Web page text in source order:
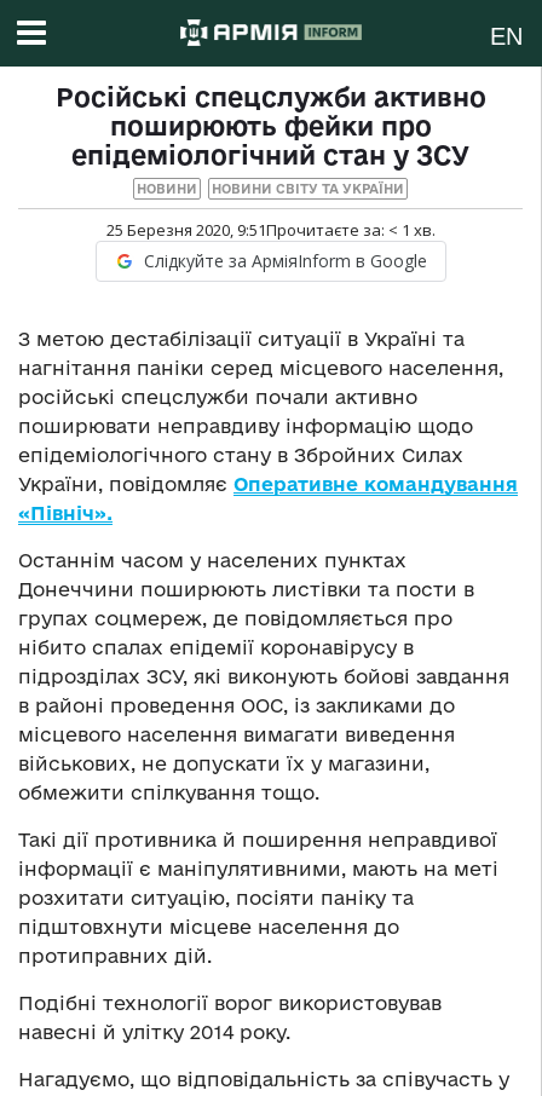
EN
Російські спецслужби активно
поширюють фейки про
епідеміологічний стан у ЗСУ
НОВИНИ НОВИНИ СВІТУ ТА УКРАЇНИ
25 Березня 2020, 9:51Прочитаєте за: < 1 хв.
Слідкуйте за АрміяInform в Google
З метою дестабілізації ситуації в Україні та
нагнітання паніки серед місцевого населення,
російські спецслужби почали активно
поширювати неправдиву інформацію щодо
епідеміологічного стану в Збройних Силах
України, повідомляє Оперативне командування
«Північ».
Останнім часом у населених пунктах
Донеччини поширюють листівки та пости в
групах соцмереж, де повідомляється про
нібито спалах епідемії коронавірусу в
підрозділах ЗСУ, які виконують бойові завдання
в районі проведення ООС, із закликами до
місцевого населення вимагати виведення
військових, не допускати їх у магазини,
обмежити спілкування тощо.
Такі дії противника й поширення неправдивої
інформації є маніпулятивними, мають на меті
розхитати ситуацію, посіяти паніку та
підштовхнути місцеве населення до
протиправних дій.
Подібні технології ворог використовував
навесні й улітку 2014 року.
Нагадуємо, що відповідальність за співучасть у